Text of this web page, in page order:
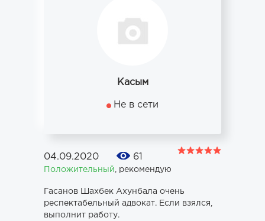
Касым
Не в сети
04.09.2020 61
Положительный рекомендую
Гасанов Шахбек Ахунбала очень
респектабельный адвокат. Если взялся,
выполнит работу.